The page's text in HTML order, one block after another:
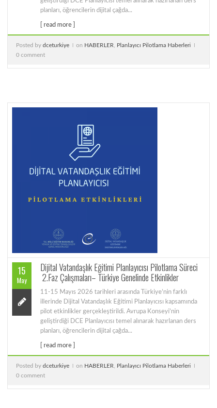
planları, öğrencilerin dijital çağda...
[ read more ]
Posted by dceturkiye on HABERLER
Planlayıcı Pilotlama Haberleri
0 comment
15
May
Dijital Vatandaşlık Eğitimi Planlayıcısı Pilotlama Süreci
2.Faz Çalışmaları– Türkiye Genelinde Etkinlikler
11-15 Mayıs 2026 tarihleri arasında Türkiye’nin farklı
illerinde Dijital Vatandaşlık Eğitimi Planlayıcısı kapsamında
pilot etkinlikler gerçekleştirildi. Avrupa Konseyi’nin
geliştirdiği DCE Planlayıcısı temel alınarak hazırlanan ders
planları, öğrencilerin dijital çağda...
[ read more ]
Posted by dceturkiye on HABERLER
Planlayıcı Pilotlama Haberleri
0 comment